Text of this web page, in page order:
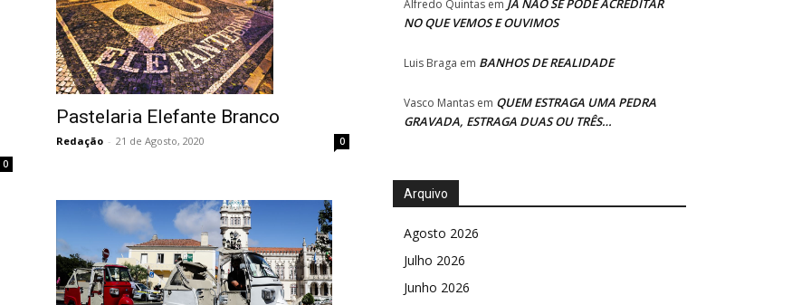
0
Pastelaria Elefante Branco
Redação - 21 de Agosto, 2020 0
Alfredo Quintas em JÁ NÃO SE PODE ACREDITAR
NO QUE VEMOS E OUVIMOS
Luis Braga em BANHOS DE REALIDADE
Vasco Mantas em QUEM ESTRAGA UMA PEDRA
GRAVADA, ESTRAGA DUAS OU TRÊS…
Arquivo
Agosto 2026
Julho 2026
Junho 2026